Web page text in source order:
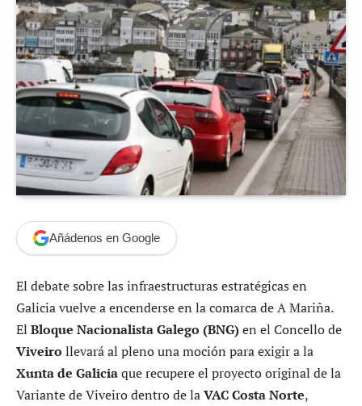
Añádenos en Google
El debate sobre las infraestructuras estratégicas en
Galicia vuelve a encenderse en la comarca de A Mariña.
El Bloque Nacionalista Galego (BNG)en el Concello de
Viveiro llevará al pleno una moción para exigir a la
Xunta de Galiciaque recupere el proyecto original de la
Variante de Viveiro dentro de laVAC Costa Norte,